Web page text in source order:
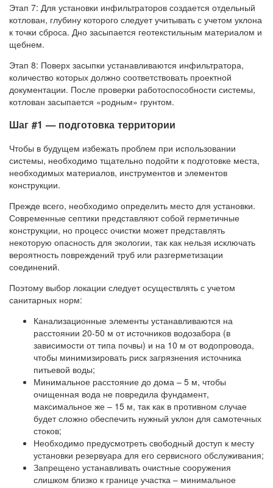
Этап 7: Для установки инфильтраторов создается отдельный
котлован, глубину которого следует учитывать с учетом уклона
к точки сброса. Дно засыпается геотекстильным материалом и
щебнем.
Этап 8: Поверх засыпки устанавливаются инфильтратора,
количество которых должно соответствовать проектной
документации. После проверки работоспособности системы,
котлован засыпается «родным» грунтом.
Шаг #1 — подготовка территории
Чтобы в будущем избежать проблем при использовании
системы, необходимо тщательно подойти к подготовке места,
необходимых материалов, инструментов и элементов
конструкции.
Прежде всего, необходимо определить место для установки.
Современные септики представляют собой герметичные
конструкции, но процесс очистки может представлять
некоторую опасность для экологии, так как нельзя исключать
вероятность повреждений труб или разгерметизации
соединений.
Поэтому выбор локации следует осуществлять с учетом
санитарных норм:
Канализационные элементы устанавливаются на
расстоянии 20-50 м от источников водозабора (в
зависимости от типа почвы) и на 10 м от водопровода,
чтобы минимизировать риск загрязнения источника
питьевой воды;
Минимальное расстояние до дома – 5 м, чтобы
очищенная вода не повредила фундамент,
максимальное же – 15 м, так как в противном случае
будет сложно обеспечить нужный уклон для самотечных
стоков;
Необходимо предусмотреть свободный доступ к месту
установки резервуара для его сервисного обслуживания;
Запрещено устанавливать очистные сооружения
слишком близко к границе участка – минимальное